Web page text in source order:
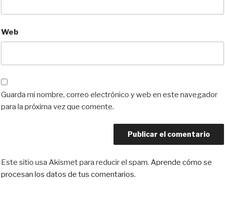
Web
Guarda mi nombre, correo electrónico y web en este navegador
para la próxima vez que comente.
Este sitio usa Akismet para reducir el spam. Aprende cómo se
procesan los datos de tus comentarios.